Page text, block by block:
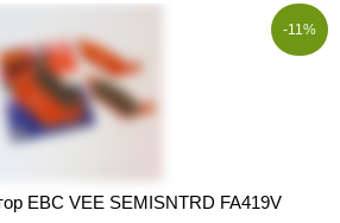
-11%
EBC VEE SEMISNTRD FA419V